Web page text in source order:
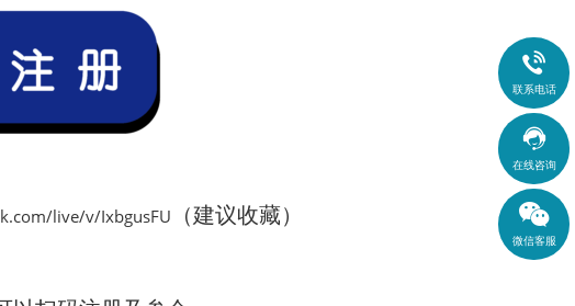
live/v/IxbgusFU （建议收藏）

联系电话

在线咨询
微信客服